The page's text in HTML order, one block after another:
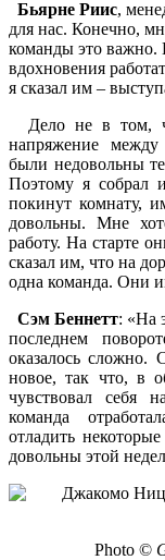
Бьярне Риис,
для нас. Конечно,
команды это важно.
вдохновения
я сказал им –
Дело не в том,
напряжение
были недовольны
Поэтому я собрал
покинут комнату,
довольны. Мне
работу. На старте
сказал им, что на
одна команда. Они
Сэм Беннетт: «На
последнем
оказалось сложно.
новое, так что, в
чувствовал себя
команда
отладить
довольны этой
Photo ©